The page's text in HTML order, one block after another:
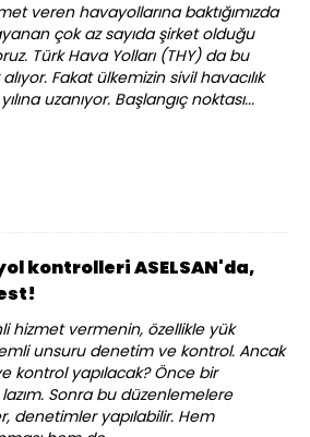
veren havayollarına baktığımızda
çok az sayıda şirket olduğu
Türk Hava Yolları (THY) da bu
Fakat ülkemizin sivil havacılık
uzanıyor. Başlangıç noktası...
kontrolleri ASELSAN'da,
hizmet vermenin, özellikle yük
unsuru denetim ve kontrol. Ancak
kontrol yapılacak? Önce bir
lazım. Sonra bu düzenlemelere
denetimler yapılabilir. Hem